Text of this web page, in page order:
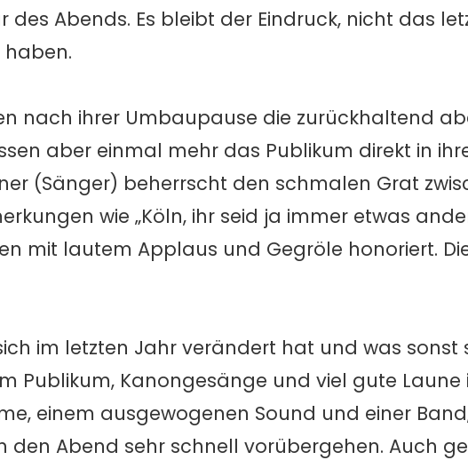
des Abends. Es bleibt der Eindruck, nicht das
haben.
nach ihrer Umbaupause die zurückhaltend
aber einmal mehr das Publikum direkt in
(Sänger) beherrscht den schmalen Grat
wie „Köln, ihr seid ja immer etwas
mit lautem Applaus und Gegröle honoriert.
im letzten Jahr verändert hat und was sonst
Publikum, Kanongesänge und viel gute Laune
einem ausgewogenen Sound und einer
den Abend sehr schnell vorübergehen. Auch